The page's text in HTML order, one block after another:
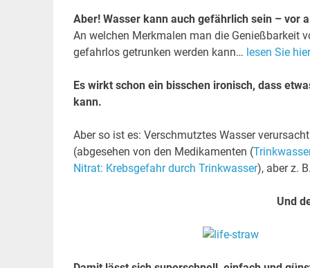
Aber! Wasser kann auch gefährlich sein – vor
An welchen Merkmalen man die Genießbarkeit
gefahrlos getrunken werden kann… lesen Sie hier
Es wirkt schon ein bisschen ironisch, dass
kann.
Aber so ist es: Verschmutztes Wasser
(abgesehen von den Medikamenten (
Nitrat: Krebsgefahr durch Trinkwasser), aber z.
Und